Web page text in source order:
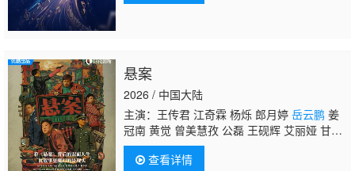
悬案
2026 / 中国大陆
主演：王传君 江奇霖 杨烁 郎月婷 岳云鹏 姜
冠南 黄觉 曾美慧孜 公磊 王砚辉 艾丽娅 甘昀
宸 刘丹 刘畅 刘洋 金泽灏 周野芒 董牧沙 葛
四 翟小兴 尚铁龙 黄璐
查看详情